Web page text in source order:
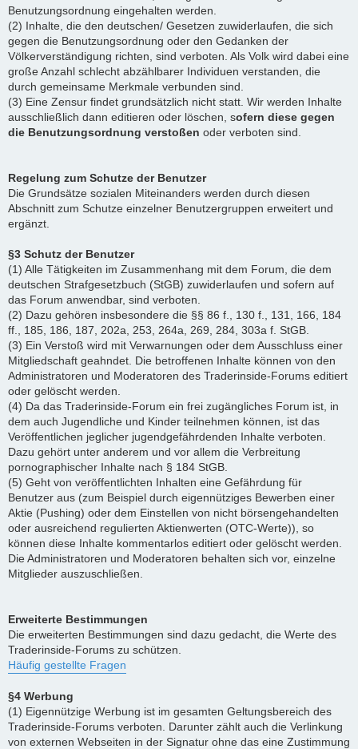
Benutzungsordnung eingehalten werden.
(2) Inhalte, die den deutschen/ Gesetzen zuwiderlaufen, die sich
gegen die Benutzungsordnung oder den Gedanken der
Völkerverständigung richten, sind verboten. Als Volk wird dabei eine
große Anzahl schlecht abzählbarer Individuen verstanden, die
durch gemeinsame Merkmale verbunden sind.
(3) Eine Zensur findet grundsätzlich nicht statt. Wir werden Inhalte
ausschließlich dann editieren oder löschen, sofern diese gegen
die Benutzungsordnung verstoßen oder verboten sind.
Regelung zum Schutze der Benutzer
Die Grundsätze sozialen Miteinanders werden durch diesen
Abschnitt zum Schutze einzelner Benutzergruppen erweitert und
ergänzt.
§3 Schutz der Benutzer
(1) Alle Tätigkeiten im Zusammenhang mit dem Forum, die dem
deutschen Strafgesetzbuch (StGB) zuwiderlaufen und sofern auf
das Forum anwendbar, sind verboten.
(2) Dazu gehören insbesondere die §§ 86 f., 130 f., 131, 166, 184
ff., 185, 186, 187, 202a, 253, 264a, 269, 284, 303a f. StGB.
(3) Ein Verstoß wird mit Verwarnungen oder dem Ausschluss einer
Mitgliedschaft geahndet. Die betroffenen Inhalte können von den
Administratoren und Moderatoren des Traderinside-Forums editiert
oder gelöscht werden.
(4) Da das Traderinside-Forum ein frei zugängliches Forum ist, in
dem auch Jugendliche und Kinder teilnehmen können, ist das
Veröffentlichen jeglicher jugendgefährdenden Inhalte verboten.
Dazu gehört unter anderem und vor allem die Verbreitung
pornographischer Inhalte nach § 184 StGB.
(5) Geht von veröffentlichten Inhalten eine Gefährdung für
Benutzer aus (zum Beispiel durch eigennütziges Bewerben einer
Aktie (Pushing) oder dem Einstellen von nicht börsengehandelten
oder ausreichend regulierten Aktienwerten (OTC-Werte)), so
können diese Inhalte kommentarlos editiert oder gelöscht werden.
Die Administratoren und Moderatoren behalten sich vor, einzelne
Mitglieder auszuschließen.
Erweiterte Bestimmungen
Die erweiterten Bestimmungen sind dazu gedacht, die Werte des
Traderinside-Forums zu schützen.
Häufig gestellte Fragen
§4 Werbung
(1) Eigennützige Werbung ist im gesamten Geltungsbereich des
Traderinside-Forums verboten. Darunter zählt auch die Verlinkung
von externen Webseiten in der Signatur ohne das eine Zustimmung